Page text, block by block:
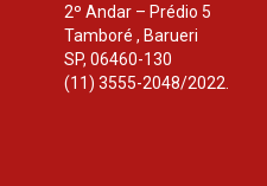
2º Andar – Prédio 5
Tamboré , Barueri
SP, 06460-130
(11) 3555-2048/2022.